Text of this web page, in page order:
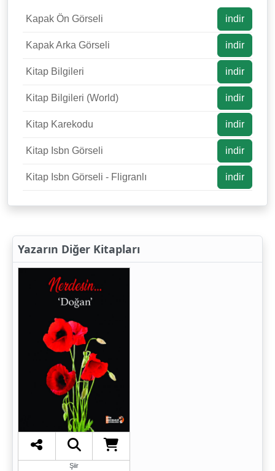
Kapak Ön Görseli indir
Kapak Arka Görseli indir
Kitap Bilgileri indir
Kitap Bilgileri (World) indir
Kitap Karekodu indir
Kitap Isbn Görseli indir
Kitap Isbn Görseli - Fligranlı indir
Yazarın Diğer Kitapları
Şiir